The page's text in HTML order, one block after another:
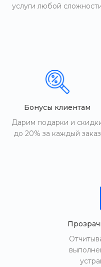
услуги любой
Бонусы клиентам
Дарим подарки и
до 20% за каждый заказ